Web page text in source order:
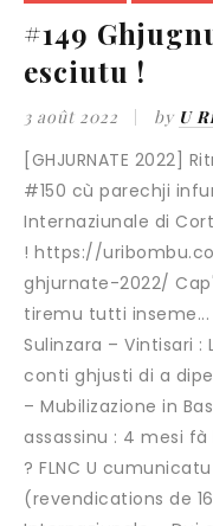
#149
esciutu !
3 août 2022 by U
[GHJURNATE 2022]
#150 cù parechji
Internaziunale di
! https://
ghjurnate-2022/
tiremu tutti inseme...
Sulinzara – Vintisari
conti ghjusti di a
– Mubilizazione in
assassinu : 4 mesi
? FLNC U cumunicatu
(revendications de